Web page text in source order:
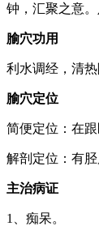
钟，汇聚之意
腧穴功用
利水调经，清热
腧穴定位
简便定位：在
解剖定位：有
主治病证
1、痴呆。